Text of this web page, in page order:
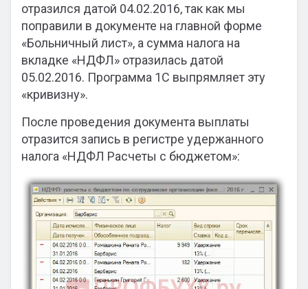
отразился датой 04.02.2016, так как мы
поправили в документе на главной форме
«Больничный лист», а сумма налога на
вкладке «НДФЛ» отразилась датой
05.02.2016. Программа 1С выпрямляет эту
«кривизну».
После проведения документа выплаты
отразится запись в регистре удержанного
налога «НДФЛ Расчеты с бюджетом»: